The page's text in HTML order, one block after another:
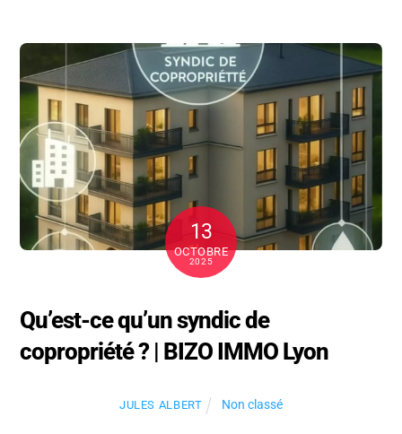
13
OCTOBRE
2025
Qu’est-ce qu’un syndic de
copropriété ? | BIZO IMMO Lyon
JULES ALBERT Non classé